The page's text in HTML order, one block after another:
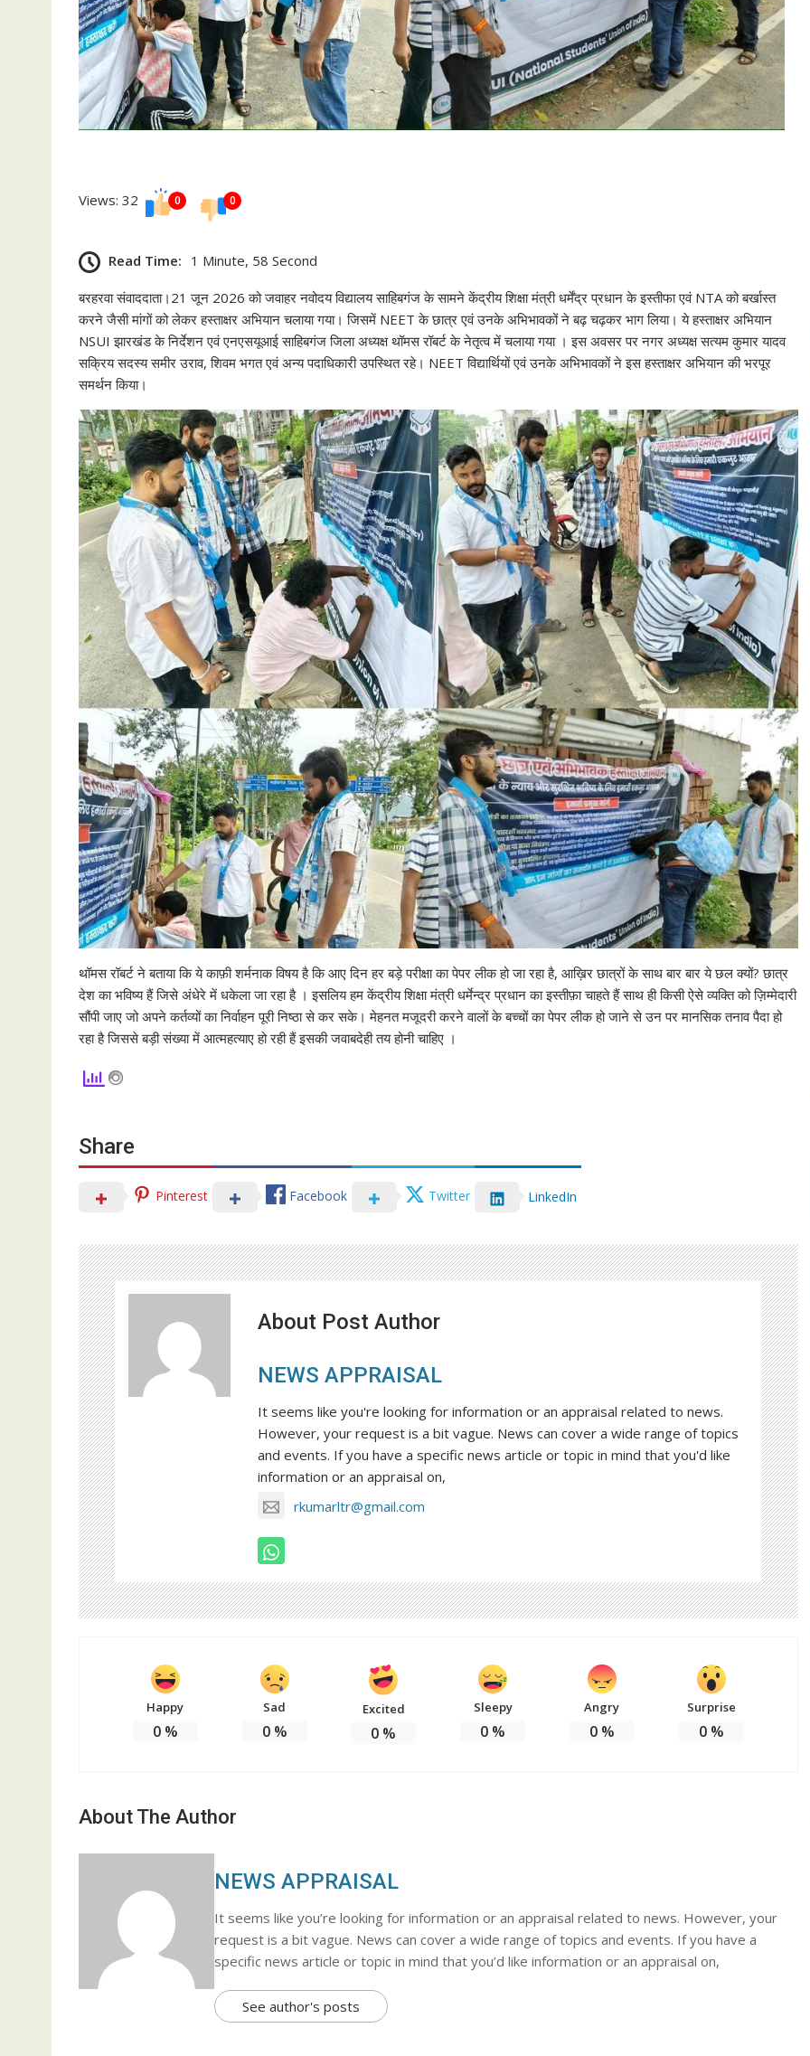
Views: 32 0 0
Read Time: 1 Minute, 58 Second
बरहरवा संवाददाता।21 जून 2026 को जवाहर नवोदय विद्यालय साहिबगंज के सामने केंद्रीय शिक्षा मंत्री धर्मेंद्र प्रधान के इस्तीफा एवं NTA को बर्खास्त
करने जैसी मांगों को लेकर हस्ताक्षर अभियान चलाया गया। जिसमें NEET के छात्र एवं उनके अभिभावकों ने बढ़ चढ़कर भाग लिया। ये हस्ताक्षर अभियान
NSUI झारखंड के निर्देशन एवं एनएसयूआई साहिबगंज जिला अध्यक्ष थॉमस रॉबर्ट के नेतृत्व में चलाया गया । इस अवसर पर नगर अध्यक्ष सत्यम कुमार यादव
सक्रिय सदस्य समीर उराव, शिवम भगत एवं अन्य पदाधिकारी उपस्थित रहे। NEET विद्यार्थियों एवं उनके अभिभावकों ने इस हस्ताक्षर अभियान की भरपूर
समर्थन किया।
थॉमस रॉबर्ट ने बताया कि ये काफ़ी शर्मनाक विषय है कि आए दिन हर बड़े परीक्षा का पेपर लीक हो जा रहा है, आख़िर छात्रों के साथ बार बार ये छल क्यों? छात्र
देश का भविष्य हैं जिसे अंधेरे में धकेला जा रहा है । इसलिय हम केंद्रीय शिक्षा मंत्री धर्मेन्द्र प्रधान का इस्तीफ़ा चाहते हैं साथ ही किसी ऐसे व्यक्ति को ज़िम्मेदारी
सौंपी जाए जो अपने कर्तव्यों का निर्वाहन पूरी निष्ठा से कर सके। मेहनत मजूदरी करने वालों के बच्चों का पेपर लीक हो जाने से उन पर मानसिक तनाव पैदा हो
रहा है जिससे बड़ी संख्या में आत्महत्याए हो रही हैं इसकी जवाबदेही तय होनी चाहिए ।
Share
Pinterest Facebook Twitter LinkedIn
About Post Author
NEWS APPRAISAL
It seems like you're looking for information or an appraisal related to news.
However, your request is a bit vague. News can cover a wide range of topics
and events. If you have a specific news article or topic in mind that you'd like
information or an appraisal on,
rkumarltr@gmail.com
Happy
0%
Sad
0%
Excited
0 %
Sleepy
0 %
Angry
0%
Surprise
0%
About The Author
NEWS APPRAISAL
It seems like you’re looking for information or an appraisal related to news. However, your
request is a bit vague. News can cover a wide range of topics and events. If you have a
specific news article or topic in mind that you’d like information or an appraisal on,
See author's posts